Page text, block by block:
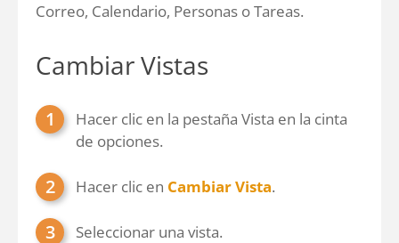
Correo, Calendario, Personas o Tareas.
Cambiar Vistas
Hacer clic en la pestaña Vista en la cinta
de opciones.
Hacer clic en Cambiar Vista.
Seleccionar una vista.